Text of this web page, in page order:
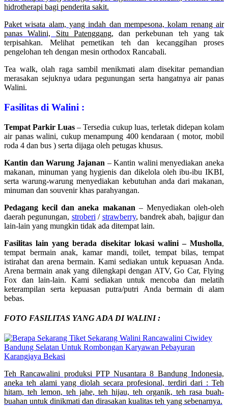
hidrotherapi bagi penderita sakit.
Paket wisata alam, yang indah dan mempesona, kolam renang air
panas Walini, Situ Patenggang, dan perkebunan teh yang tak
terpisahkan. Melihat pemetikan teh dan kecanggihan proses
pengelohan teh dengan mesin orthodox Rancabali.
Tea walk, olah raga sambil menikmati alam disekitar pemandian
merasakan sejuknya udara pegunungan serta hangatnya air panas
Walini.
Fasilitas di Walini :
Tempat Parkir Luas – Tersedia cukup luas, terletak didepan kolam
air panas walini, cukup menampung 400 kendaraan ( motor, mobil
roda 4 dan bus ) serta dijaga oleh petugas khusus.
Kantin dan Warung Jajanan – Kantin walini menyediakan aneka
makanan, minuman yang hygienis dan dikelola oleh ibu-ibu IKBI,
serta warung-warung menyediakan kebutuhan anda dari makanan,
minuman dan souvenir khas parahyangan.
Pedagang kecil dan aneka makanan – Menyediakan oleh-oleh
daerah pegunungan, stroberi / strawberry, bandrek abah, bajigur dan
lain-lain yang mungkin tidak ada ditempat lain.
Fasilitas lain yang berada disekitar lokasi walini – Musholla,
tempat bermain anak, kamar mandi, toilet, tempat bilas, tempat
istirahat dan arena bermain. Kami sediakan untuk kepuasan Anda.
Arena bermain anak yang dilengkapi dengan ATV, Go Car, Flying
Fox dan lain-lain. Kami sediakan untuk mencoba dan melatih
keterampilan serta kepuasan putra/putri Anda bermain di alam
bebas.
FOTO FASILITAS YANG ADA DI WALINI :
Teh Rancawalini produksi PTP Nusantara 8 Bandung Indonesia,
aneka teh alami yang diolah secara profesional, terdiri dari : Teh
hitam, teh lemon, teh jahe, teh hijau, teh organik, teh rasa buah-
buahan untuk dinikmati dan dirasakan kualitas teh yang sebenarnya.